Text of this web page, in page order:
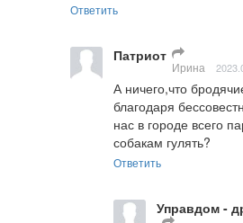
Ответить
Патриот
Ирина
А ничего,что
благодаря
нас в городе всего
собакам гулять?
Ответить
Управдом -